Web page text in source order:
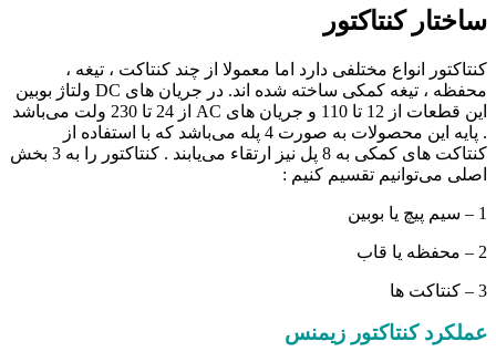
ساختار کنتاکتور
کنتاکتور انواع مختلفی دارد اما معمولا از چند کنتاکت ، تیغه ،
محفظه ، تیغه کمکی ساخته شده اند. در جریان های DC ولتاژ بوبین
این قطعات از 12 تا 110 و جریان های AC از 24 تا 230 ولت می‌باشد
. پایه این محصولات به صورت 4 پله می‌باشد که با استفاده از
کنتاکت های کمکی به 8 پل نیز ارتقاء می‌یابند . کنتاکتور را به 3 بخش
اصلی می‌توانیم تقسیم کنیم :
1 – سیم پیچ یا بوبین
2 – محفظه یا قاب
3 – کنتاکت ها
عملکرد کنتاکتور زیمنس